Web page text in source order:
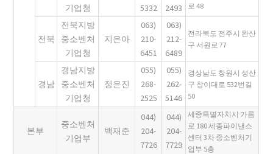
기업청
5332
2493
로 48
전북
전북지방
중소벤처
기업청
지은아
063)
210-
6451
063)
212-
6489
전라북도 전주시 완산
구 서원로 77
경남
경남지방
중소벤처
기업청
정은진
055)
268-
2525
055)
262-
5146
경상남도 창원시 성산
구 창이대로 532번길
50
본부
중소벤처
기업부
백재준
044)
204-
7726
044)
204-
7729
세종특별자치시 가름
로 180 세종파이낸스
센터 3차 중소벤처기
업부 5층